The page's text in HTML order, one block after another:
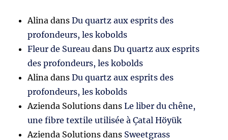
Alina dansDu quartz aux esprits des
profondeurs, les kobolds
Fleur de Sureau dansDu quartz aux esprits
des profondeurs, les kobolds
Alina dansDu quartz aux esprits des
profondeurs, les kobolds
Azienda Solutions dansLe liber du chêne,
une fibre textile utilisée à Çatal Höyük
Azienda Solutions dans Sweetgrass